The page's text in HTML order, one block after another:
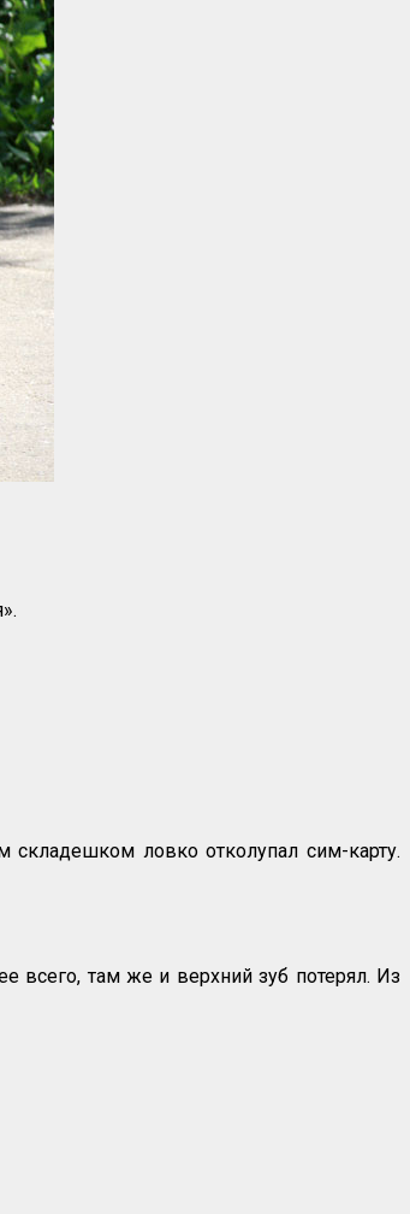
складешком ловко отколупал сим-карту.
всего, там же и верхний зуб потерял. Из